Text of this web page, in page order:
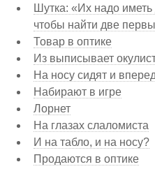
Шутка: «Их надо
чтобы найти две
Товар в оптике
Из выписывает
На носу сидят и
Набирают в игре
Лорнет
На глазах слаломиста
И на табло, и на носу?
Продаются в оптике